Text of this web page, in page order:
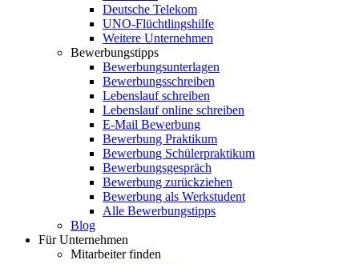
Deutsche Telekom
UNO-Flüchtlingshilfe
Weitere Unternehmen
Bewerbungstipps
Bewerbungsunterlagen
Bewerbungsschreiben
Lebenslauf schreiben
Lebenslauf online schreiben
E-Mail Bewerbung
Bewerbung Praktikum
Bewerbung Schülerpraktikum
Bewerbungsgespräch
Bewerbung zurückziehen
Bewerbung als Werkstudent
Alle Bewerbungstipps
Blog
Für Unternehmen
Mitarbeiter finden